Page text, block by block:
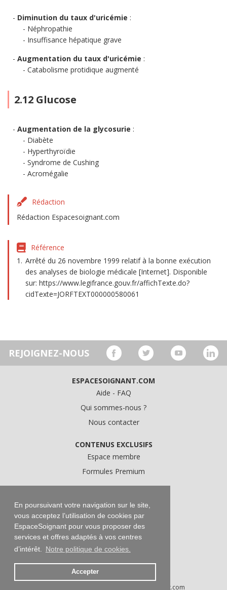
En poursuivant votre navigation sur le site,
vous acceptez l’utilisation de cookies par
EspaceSoignant pour vous proposer des
services et offres adaptés à vos centres
d’intérêt.
Notre politique de cookies.
Accepter
Diminution du taux d'uricémie :
Néphropathie
Insuffisance hépatique grave
Augmentation du taux d'uricémie :
Catabolisme protidique augmenté
2.12 Glucose
Augmentation de la glycosurie :
Diabète
Hyperthyroïdie
Syndrome de Cushing
Acromégalie
Rédaction
Rédaction Espacesoignant.com
Référence
Arrêté du 26 novembre 1999 relatif à la bonne exécution
des analyses de biologie médicale [Internet]. Disponible
sur: https://www.legifrance.gouv.fr/affichTexte.do?
cidTexte=JORFTEXT000000580061
REJOIGNEZ-NOUS
ESPACESOIGNANT.COM
Aide - FAQ
Qui sommes-nous ?
Nous contacter
CONTENUS EXCLUSIFS
Espace membre
Formules Premium
Conditions Générales d'Utilisation
Données personnelles
Conditions Générales de Vente
Mentions légales
Droits d'auteur © 2016-2026 EspaceSoignant.com